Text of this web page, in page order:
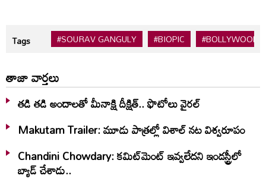
Tags #SOURAV GANGULY #BIOPIC #BOLLYWOOD
తాజా వార్తలు
తడి తడి అందాలతో మీనాక్షి దీక్షిత్‌.. ఫొటోలు వైరల్
Makutam Trailer: మూడు పాత్రల్లో విశాల్ నట విశ్వరూపం
Chandini Chowdary: కమిట్‌మెంట్ ఇవ్వలేదని ఇండస్ట్రీలో
బ్యాడ్ చేశాడు..